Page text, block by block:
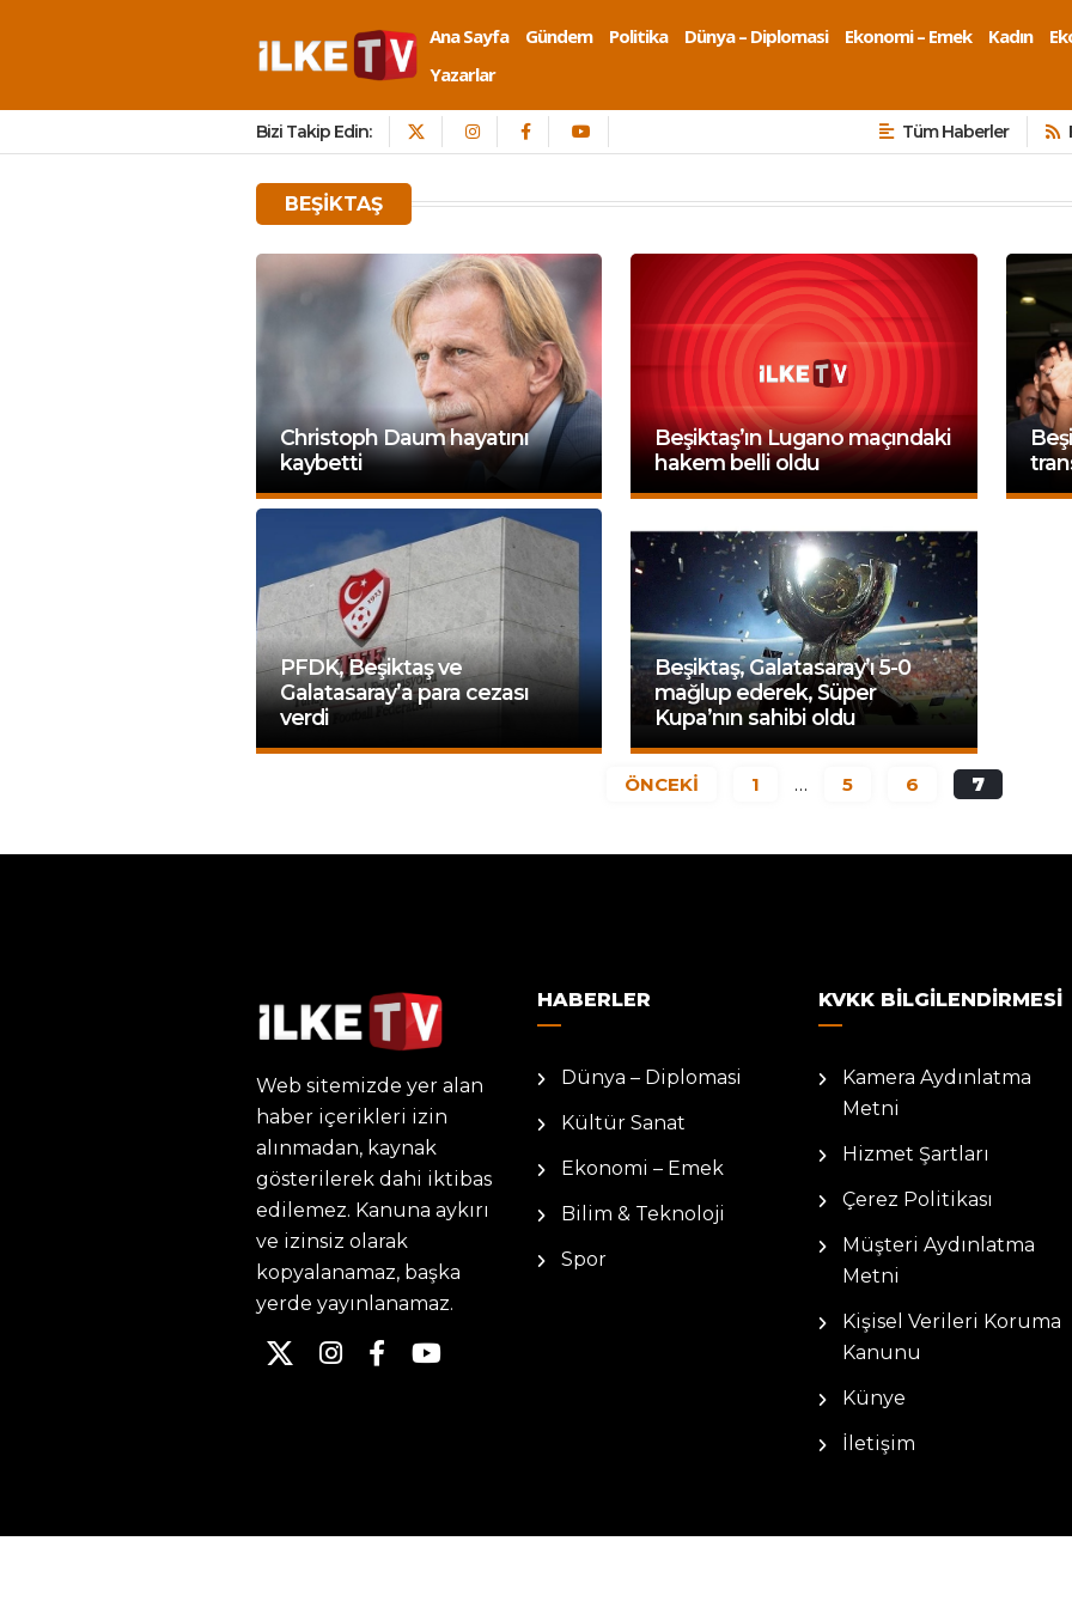
Ana Sayfa Gündem Politika Dünya – Diplomasi Ekonomi – Emek Kadın
Yazarlar
Bizi Takip Edin: Tüm Haberler
BEŞIKTAŞ
Christoph Daum hayatını
kaybetti
Beşiktaş’ın Lugano maçındaki
hakem belli oldu
PFDK, Beşiktaş ve
Galatasaray’a para cezası
verdi
Beşiktaş, Galatasaray’ı 5-0
mağlup ederek, Süper
Kupa’nın sahibi oldu
ÖNCEKİ 1 … 5 6 7
Web sitemizde yer alan
haber içerikleri izin
alınmadan, kaynak
gösterilerek dahi iktibas
edilemez. Kanuna aykırı
ve izinsiz olarak
kopyalanamaz, başka
yerde yayınlanamaz.
HABERLER
Dünya – Diplomasi
Kültür Sanat
Ekonomi – Emek
Bilim & Teknoloji
Spor
KVKK BILGILENDIRMESI
Kamera Aydınlatma
Metni
Hizmet Şartları
Çerez Politikası
Müşteri Aydınlatma
Metni
Kişisel Verileri Koruma
Kanunu
Künye
İletişim